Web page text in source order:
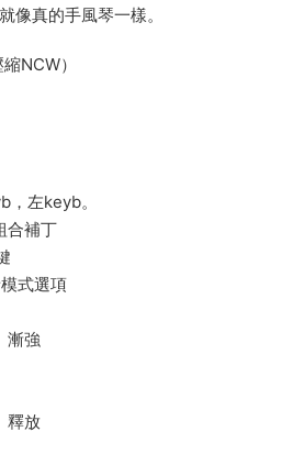
像真的手風琴一樣。
NCW）
左keyb。
合補丁
式選項
漸強
釋放